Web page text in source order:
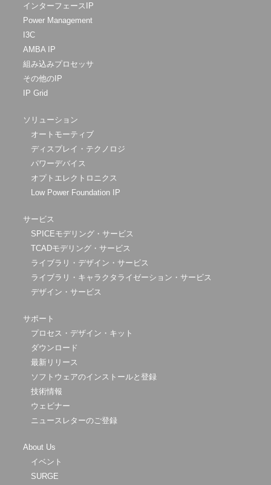
インターフェースIP
Power Management
I3C
AMBA IP
組み込みプロセッサ
その他のIP
IP Grid
ソリューション
オートモーティブ
ディスプレイ・テクノロジ
パワーデバイス
オプトエレクトロニクス
Low Power Foundation IP
サービス
SPICEモデリング・サービス
TCADモデリング・サービス
ライブラリ・デザイン・サービス
ライブラリ・キャラクタライゼーション・サービス
デザイン・サービス
サポート
プロセス・デザイン・キット
ダウンロード
最新リリース
ソフトウェアのインストールと登録
技術情報
ウェビナー
ニュースレターのご登録
About Us
イベント
SURGE